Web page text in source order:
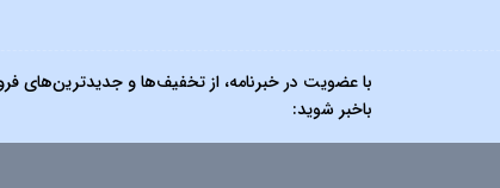
با عضویت در خبرنامه، از تخفیف‌ها و جدیدترین‌های
باخبر شوید: